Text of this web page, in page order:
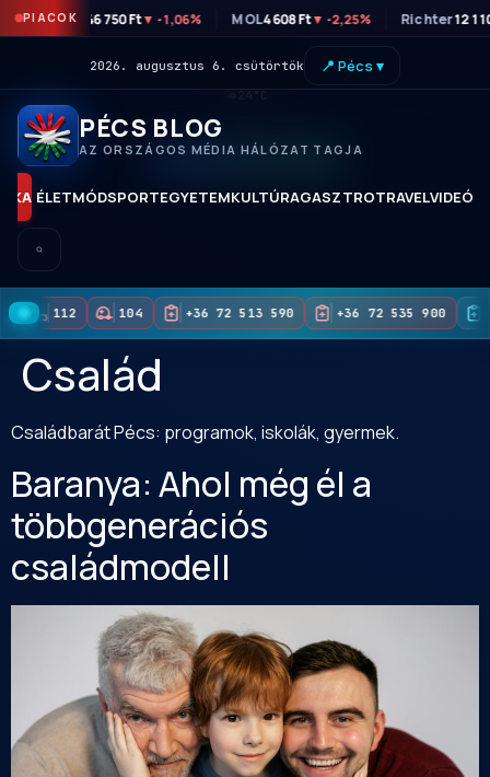
PIACOK
OTP 46 750 Ft▼ -1,06% MOL4 608 Ft▼ -2,25% Richter12
2026. augusztus 6. csütörtök 📍 Pécs ▾
KORAI HOZZÁFÉRÉS
PÉCS BLOG
AZ ORSZÁGOS MÉDIA HÁLÓZAT TAGJA
ÉLETMÓDSPORTEGYETEMKULTÚRAGASZTROTRAVELVIDEÓK
112 104 +36 72 513 590 +36 72 535 900
Család
Családbarát Pécs: programok, iskolák, gyermek.
Baranya: Ahol még él a
többgenerációs
családmodell